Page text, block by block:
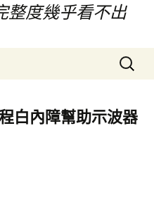
整度幾乎看不出
搜
尋
鍵
字:
白內障幫助示波器